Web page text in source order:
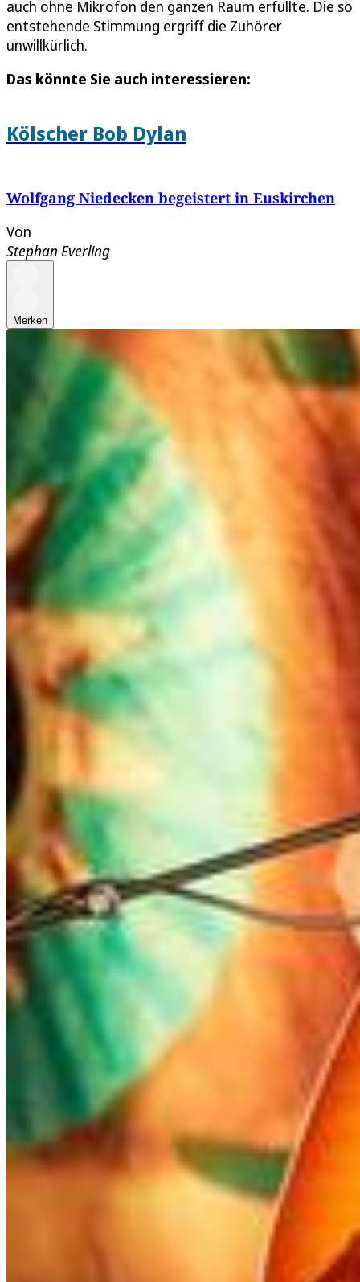
auch ohne Mikrofon den ganzen Raum erfüllte. Die so
entstehende Stimmung ergriff die Zuhörer
unwillkürlich.
Das könnte Sie auch interessieren:
Kölscher Bob Dylan
Wolfgang Niedecken begeistert in Euskirchen
Von
Stephan Everling
Merken